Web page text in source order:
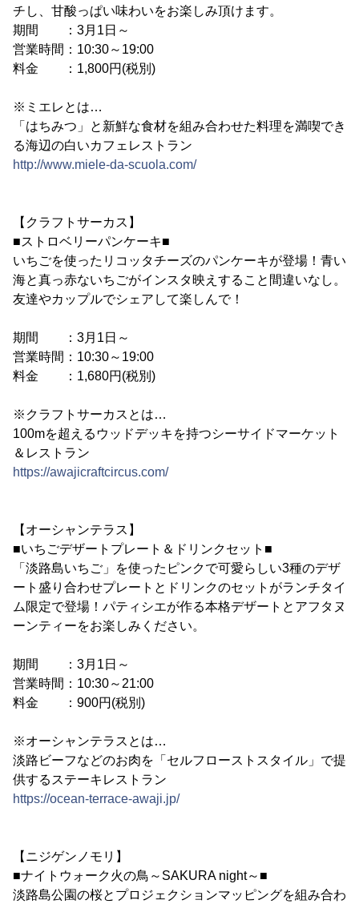
チし、甘酸っぱい味わいをお楽しみ頂けます。
期間 ：3月1日～
営業時間：10:30～19:00
料金 ：1,800円(税別)
※ミエレとは…
「はちみつ」と新鮮な食材を組み合わせた料理を満喫でき
る海辺の白いカフェレストラン
http://www.miele-da-scuola.com/
【クラフトサーカス】
■ストロベリーパンケーキ■
いちごを使ったリコッタチーズのパンケーキが登場！青い
海と真っ赤ないちごがインスタ映えすること間違いなし。
友達やカップルでシェアして楽しんで！
期間 ：3月1日～
営業時間：10:30～19:00
料金 ：1,680円(税別)
※クラフトサーカスとは…
100mを超えるウッドデッキを持つシーサイドマーケット
＆レストラン
https://awajicraftcircus.com/
【オーシャンテラス】
■いちごデザートプレート＆ドリンクセット■
「淡路島いちご」を使ったピンクで可愛らしい3種のデザ
ート盛り合わせプレートとドリンクのセットがランチタイ
ム限定で登場！パティシエが作る本格デザートとアフタヌ
ーンティーをお楽しみください。
期間 ：3月1日～
営業時間：10:30～21:00
料金 ：900円(税別)
※オーシャンテラスとは…
淡路ビーフなどのお肉を「セルフローストスタイル」で提
供するステーキレストラン
https://ocean-terrace-awaji.jp/
【ニジゲンノモリ】
■ナイトウォーク火の鳥～SAKURA night～■
淡路島公園の桜とプロジェクションマッピングを組み合わ